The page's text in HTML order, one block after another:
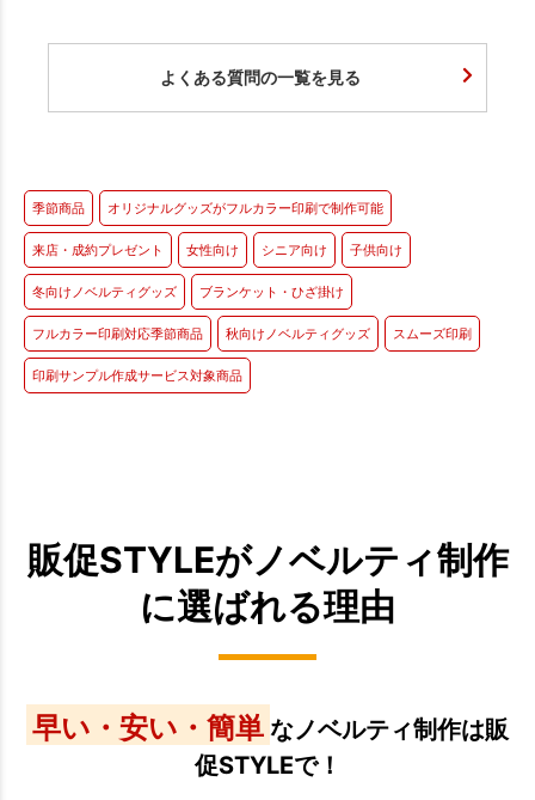
よくある質問の一覧を見る
季節商品 オリジナルグッズがフルカラー印刷で制作可能
来店・成約プレゼント 女性向け シニア向け 子供向け
冬向けノベルティグッズ ブランケット・ひざ掛け
フルカラー印刷対応季節商品 秋向けノベルティグッズ スムーズ印刷
印刷サンプル作成サービス対象商品
販促STYLEがノベルティ制作
に選ばれる理由
早い・安い・簡単 なノベルティ制作は販
促STYLEで！